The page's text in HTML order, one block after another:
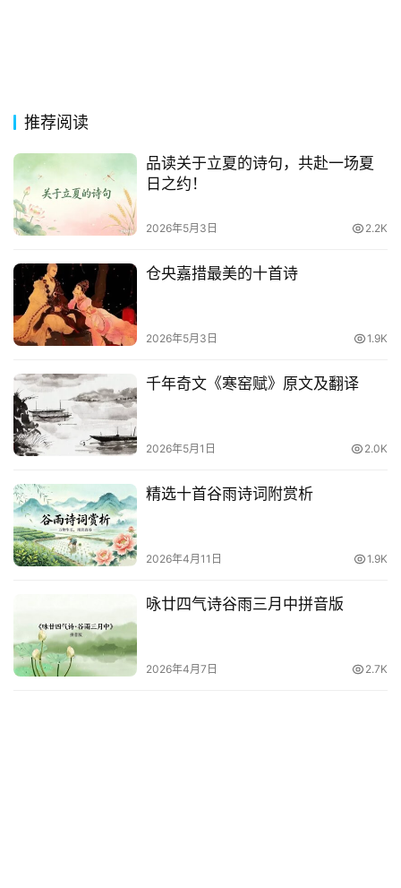
经
典
歌
词
古
诗
词
常
贺
词
网
热
词
电
其
推荐阅读
品读关于立夏的诗句，共赴一场夏
日之约！
2026年5月3日 2.2K
仓央嘉措最美的十首诗
2026年5月3日 1.9K
千年奇文《寒窑赋》原文及翻译
2026年5月1日 2.0K
精选十首谷雨诗词附赏析
2026年4月11日 1.9K
咏廿四气诗谷雨三月中拼音版
2026年4月7日 2.7K